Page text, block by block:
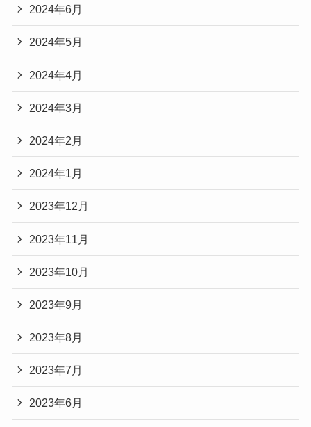
2024年6月
2024年5月
2024年4月
2024年3月
2024年2月
2024年1月
2023年12月
2023年11月
2023年10月
2023年9月
2023年8月
2023年7月
2023年6月